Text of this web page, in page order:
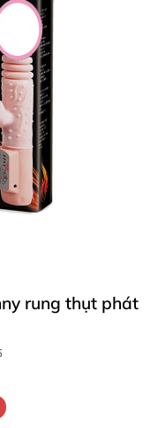
rung thụt phát